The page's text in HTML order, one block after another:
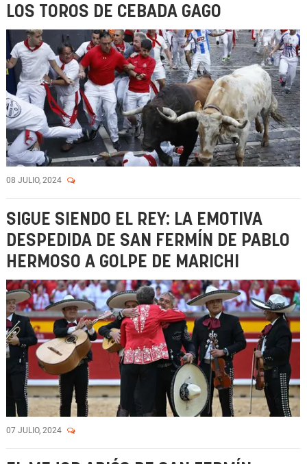
LOS TOROS DE CEBADA GAGO
08 JULIO, 2024
SIGUE SIENDO EL REY: LA EMOTIVA
DESPEDIDA DE SAN FERMÍN DE PABLO
HERMOSO A GOLPE DE MARICHI
07 JULIO, 2024